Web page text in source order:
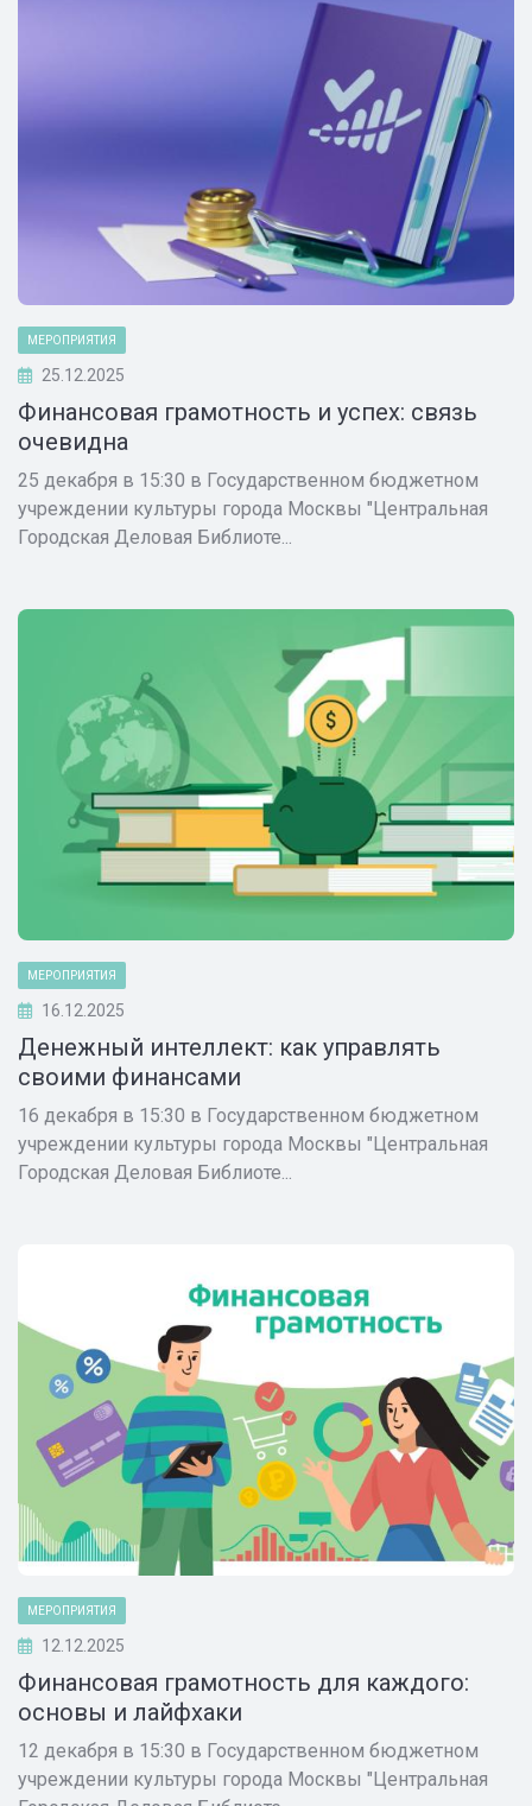
МЕРОПРИЯТИЯ
25.12.2025
Финансовая грамотность и успех: связь
очевидна
25 декабря в 15:30 в Государственном бюджетном
учреждении культуры города Москвы "Центральная
Городская Деловая Библиоте...
МЕРОПРИЯТИЯ
16.12.2025
Денежный интеллект: как управлять
своими финансами
16 декабря в 15:30 в Государственном бюджетном
учреждении культуры города Москвы "Центральная
Городская Деловая Библиоте...
МЕРОПРИЯТИЯ
12.12.2025
Финансовая грамотность для каждого:
основы и лайфхаки
12 декабря в 15:30 в Государственном бюджетном
учреждении культуры города Москвы "Центральная